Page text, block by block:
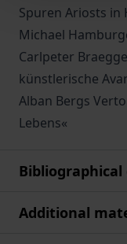
Spuren Ariosts in
Michael
Carlpeter
künstlerische
Alban Bergs
Lebens«
Bibliographical
Additional